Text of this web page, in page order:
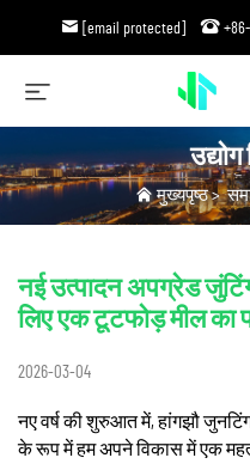
[email protected]
उद्योग
मुख्यपृष्ठ>
नई उत्पादन अपग्रेड
लिए एक टूटफोड़ मील का
2026-03-04
नए वर्ष की शुरुआत में, हांगझौ
के रूप में हम अपने विकास में एक